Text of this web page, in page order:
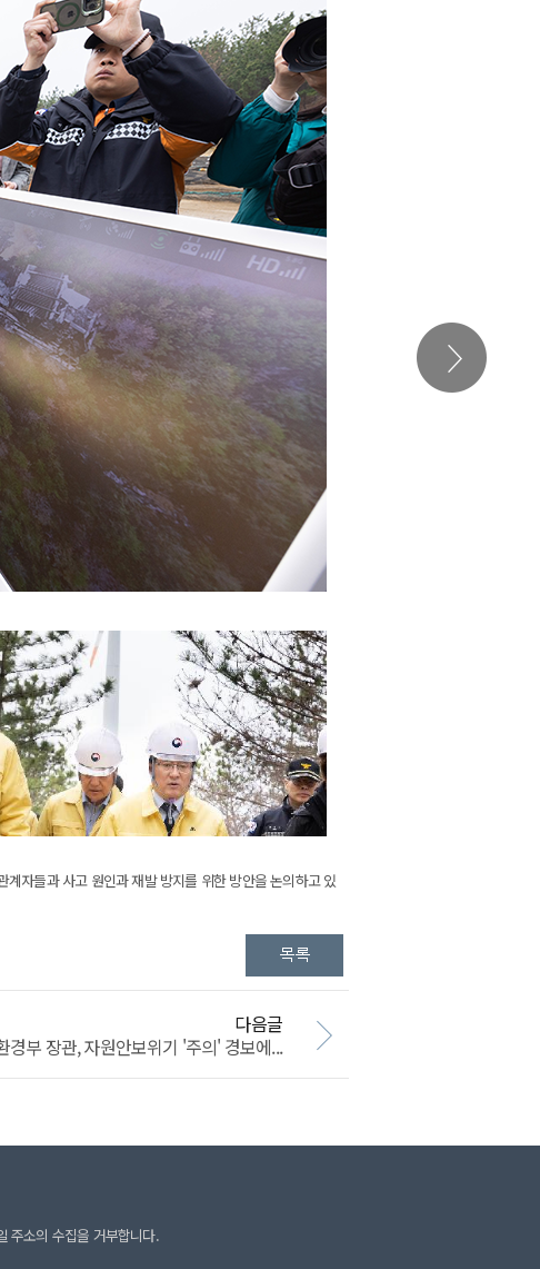
자들과 사고 원인과 재발 방지를 위한 방안을 논의하고 있
다음글
경부 장관, 자원안보위기 '주의' 경보에...
주소의 수집을 거부합니다.